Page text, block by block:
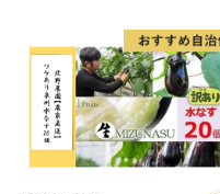
(H083106)